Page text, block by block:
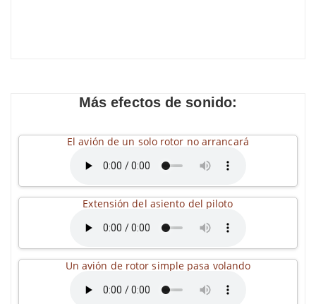
Más efectos de sonido:
El avión de un solo rotor no arrancará
Extensión del asiento del piloto
Un avión de rotor simple pasa volando